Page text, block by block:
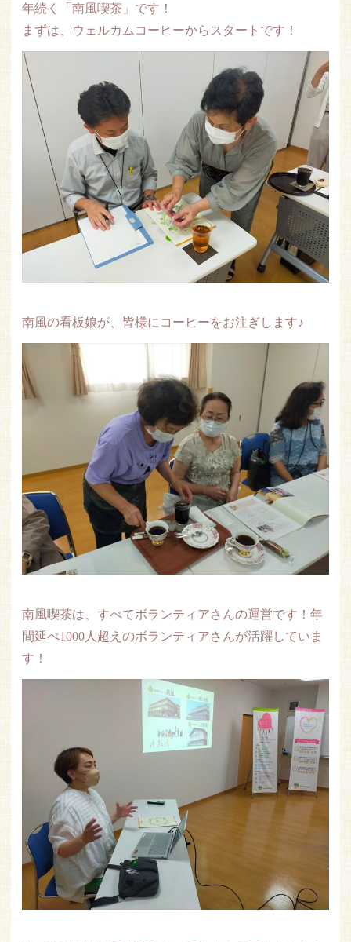
年続く「南風喫茶」です！
まずは、ウェルカムコーヒーからスタートです！
南風の看板娘が、皆様にコーヒーをお注ぎします♪
南風喫茶は、すべてボランティアさんの運営です！年
間延べ1000人超えのボランティアさんが活躍していま
す！